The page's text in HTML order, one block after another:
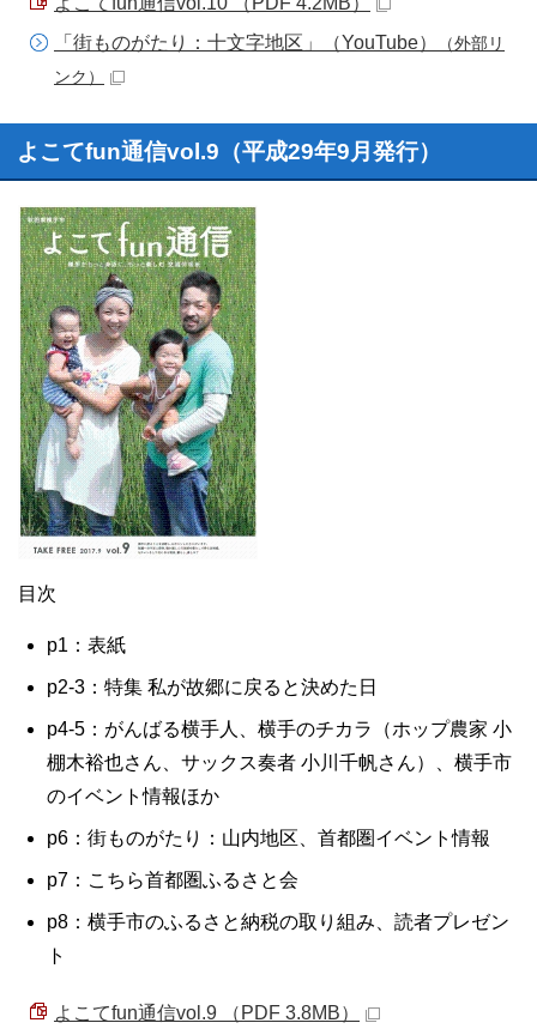
「街ものがたり：十文字地区」（YouTube）
（外部リ
ンク）
よこてfun通信vol.9（平成29年9月発行）
目次
p1：表紙
p2-3：特集 私が故郷に戻ると決めた日
p4-5：がんばる横手人、横手のチカラ（ホップ農家 小
棚木裕也さん、サックス奏者 小川千帆さん）、横手市
のイベント情報ほか
p6：街ものがたり：山内地区、首都圏イベント情報
p7：こちら首都圏ふるさと会
p8：横手市のふるさと納税の取り組み、読者プレゼン
ト
よこてfun通信vol.9 （PDF 3.8MB）